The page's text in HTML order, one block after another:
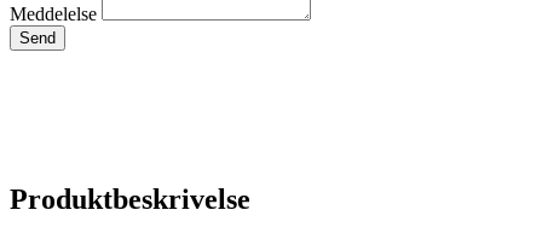
Meddelelse
Send
Produktbeskrivelse